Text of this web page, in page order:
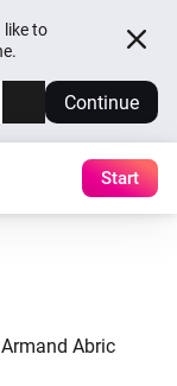
like to
Continue
Start
Abric